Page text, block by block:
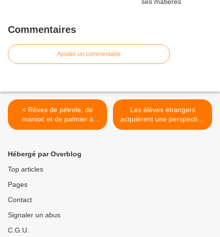
Commentaires
Ajouter un commentaire
< Rêves de pétrole, de
manioc et de palmier à
huile
Les élèves étrangers
acquièrent une perspective
internationale dans une
Hébergé par Overblog
Top articles
Pages
Contact
Signaler un abus
C.G.U.